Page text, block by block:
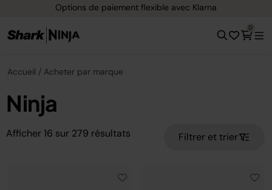
Options de paiement flexible avec Klarna
0
Accueil Acheter par marque
Ninja
Afficher 16 sur 279 résultats Filtrer et trier